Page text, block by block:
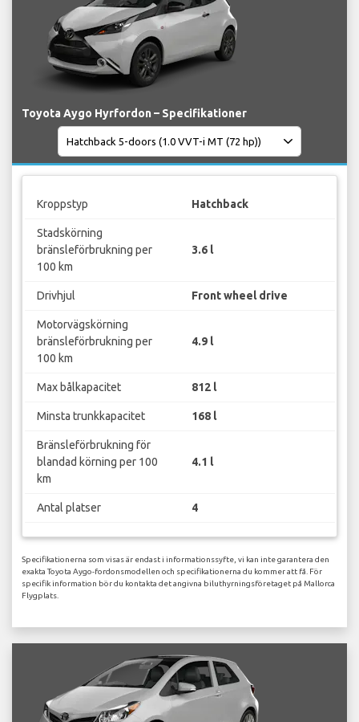
Toyota Aygo Hyrfordon – Specifikationer
Kroppstyp Hatchback
Stadskörning
bränsleförbrukning per
100 km
3.6 l
Drivhjul Front wheel drive
Motorvägskörning
bränsleförbrukning per
100 km
4.9 l
Max bålkapacitet 812 l
Minsta trunkkapacitet 168 l
Bränsleförbrukning för
blandad körning per 100
km
4.1 l
Antal platser 4
Specifikationerna som visas är endast i informationssyfte, vi kan inte garantera den
exakta Toyota Aygo-fordonsmodellen och specifikationerna du kommer att få. För
specifik information bör du kontakta det angivna biluthyrningsföretaget på Mallorca
Flygplats.